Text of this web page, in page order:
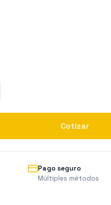
Cotizar
Pago seguro
Múltiples métodos